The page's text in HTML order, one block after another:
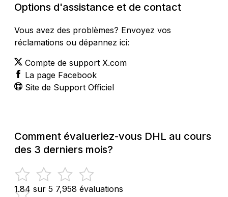
Options d'assistance et de contact
Vous avez des problèmes? Envoyez vos
réclamations ou dépannez ici:
Compte de support X.com
La page Facebook
Site de Support Officiel
Comment évalueriez-vous DHL au cours
des 3 derniers mois?
1.84 sur 5 7,958 évaluations